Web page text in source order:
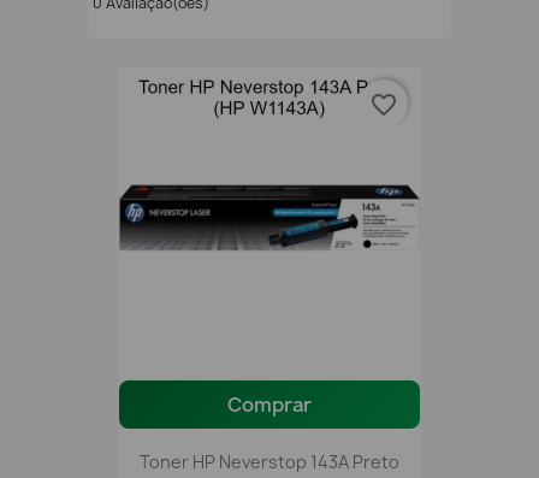
Comprar
Toner HP Neverstop 143A Preto
favorite_border